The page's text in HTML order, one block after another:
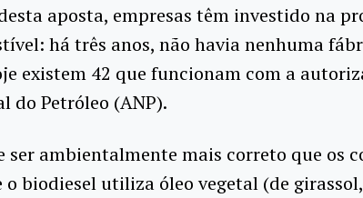
aposta, empresas têm investido na
há três anos, não havia nenhuma
existem 42 que funcionam com a
do Petróleo (ANP).
ser ambientalmente mais correto que os
o biodiesel utiliza óleo vegetal (de